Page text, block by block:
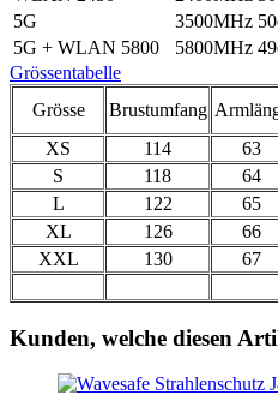
5G
3500MHz
5G + WLAN 5800
5800MHz
Grössentabelle
Grösse
Brustumfang
XS
114 63
S
118 64
L
122 65
XL
126 66
XXL
130 67
Kunden, welche diesen